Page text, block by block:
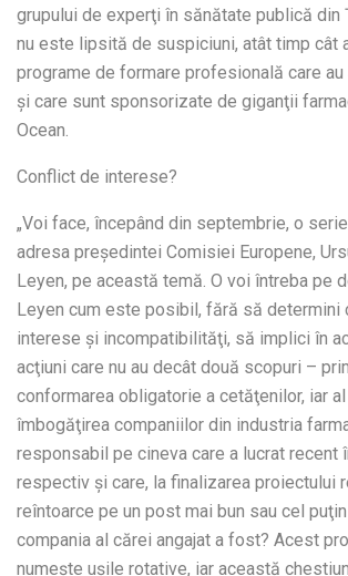
grupului de experţi în sănătate publică din
nu este lipsită de suspiciuni, atât timp cât
programe de formare profesională care au
şi care sunt sponsorizate de giganţii
Ocean.
Conflict de interese?
„Voi face, începând din septembrie, o
adresa preşedintei Comisiei Europene,
Leyen, pe această temă. O voi întreba pe
Leyen cum este posibil, fără să determini
interese şi incompatibilităţi, să implici în
acţiuni care nu au decât două scopuri –
conformarea obligatorie a cetăţenilor, iar
îmbogăţirea companiilor din industria
responsabil pe cineva care a lucrat recent
respectiv şi care, la finalizarea proiectului
reîntoarce pe un post mai bun sau cel
compania al cărei angajat a fost? Acest
numeşte uşile rotative, iar această